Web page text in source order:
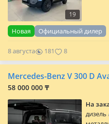
19
Новая Официальный дилер
8 августа 181 8
Mercedes-Benz V 300 D
58 000 000 ₸
На
дизель